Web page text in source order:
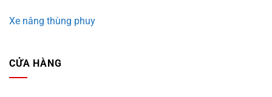
Xe nâng thùng phuy
CỬA HÀNG